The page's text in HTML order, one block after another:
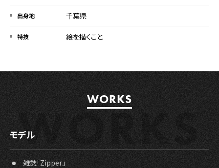
出身地 千葉県
特技 絵を描くこと
WORKS
WORKS
モデル
雑誌「Zipper」